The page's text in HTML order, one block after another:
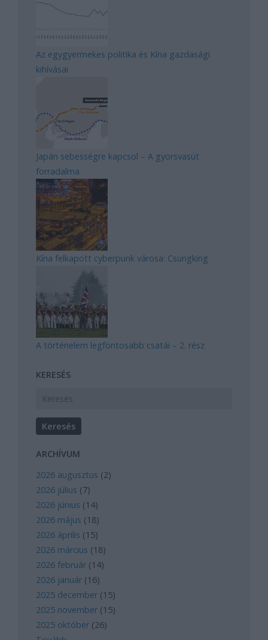
Az egygyermekes politika és Kína gazdasági
kihívásai
Japán sebességre kapcsol – A gyorsvasút
forradalma
Kína felkapott cyberpunk városa: Csungking
A történelem legfontosabb csatái – 2. rész
KERESÉS
ARCHÍVUM
2026 augusztus (2)
2026 július (7)
2026 június (14)
2026 május (18)
2026 április (15)
2026 március (18)
2026 február (14)
2026 január (16)
2025 december (15)
2025 november (15)
2025 október (26)